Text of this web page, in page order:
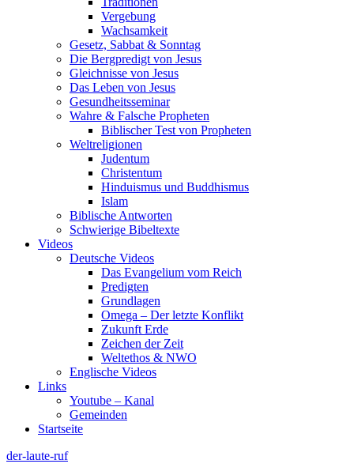
Vergebung
Wachsamkeit
Gesetz, Sabbat & Sonntag
Die Bergpredigt von Jesus
Gleichnisse von Jesus
Das Leben von Jesus
Gesundheitsseminar
Wahre & Falsche Propheten
Biblischer Test von Propheten
Weltreligionen
Judentum
Christentum
Hinduismus und Buddhismus
Islam
Biblische Antworten
Schwierige Bibeltexte
Videos
Deutsche Videos
Das Evangelium vom Reich
Predigten
Grundlagen
Omega – Der letzte Konflikt
Zukunft Erde
Zeichen der Zeit
Weltethos & NWO
Englische Videos
Links
Youtube – Kanal
Gemeinden
Startseite
der-laute-ruf